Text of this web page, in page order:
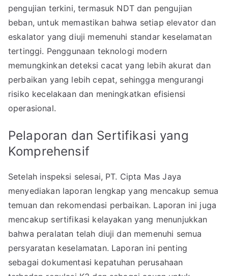
pengujian terkini, termasuk NDT dan pengujian
beban, untuk memastikan bahwa setiap elevator dan
eskalator yang diuji memenuhi standar keselamatan
tertinggi. Penggunaan teknologi modern
memungkinkan deteksi cacat yang lebih akurat dan
perbaikan yang lebih cepat, sehingga mengurangi
risiko kecelakaan dan meningkatkan efisiensi
operasional.
Pelaporan dan Sertifikasi yang
Komprehensif
Setelah inspeksi selesai, PT. Cipta Mas Jaya
menyediakan laporan lengkap yang mencakup semua
temuan dan rekomendasi perbaikan. Laporan ini juga
mencakup sertifikasi kelayakan yang menunjukkan
bahwa peralatan telah diuji dan memenuhi semua
persyaratan keselamatan. Laporan ini penting
sebagai dokumentasi kepatuhan perusahaan